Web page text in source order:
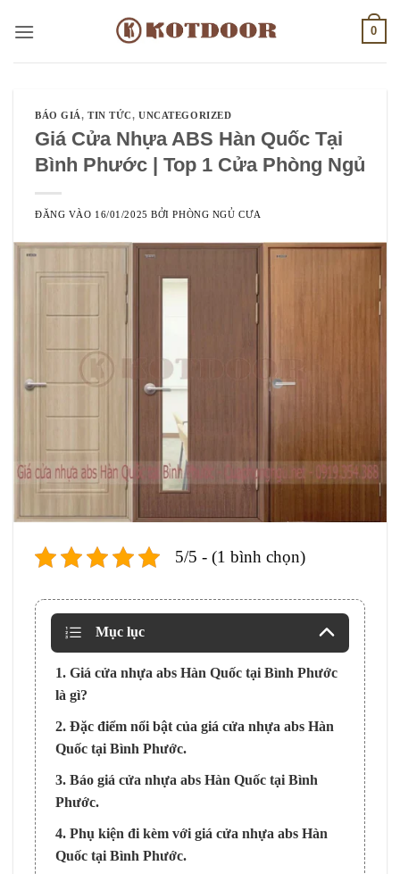
qua
0
BÁO GIÁ,TIN TỨC,UNCATEGORIZED
Giá Cửa Nhựa ABS Hàn Quốc Tại
Bình Phước | Top 1 Cửa Phòng Ngủ
ĐĂNG VÀO 16/01/2025 BỞIPHÒNG NGỦ CƯA
5/5 - (1 bình chọn)
Mục lục
1. Giá cửa nhựa abs Hàn Quốc tại Bình Phước
là gì?
2. Đặc điểm nổi bật của giá cửa nhựa abs Hàn
Quốc tại Bình Phước.
3. Báo giá cửa nhựa abs Hàn Quốc tại Bình
Phước.
4. Phụ kiện đi kèm với giá cửa nhựa abs Hàn
Quốc tại Bình Phước.